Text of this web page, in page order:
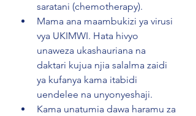
saratani (chemotherapy).
Mama ana maambukizi ya virusi
vya UKIMWI. Hata hivyo
unaweza ukashauriana na
daktari kujua njia salalma zaidi
ya kufanya kama itabidi
uendelee na unyonyeshaji.
Kama unatumia dawa haramu za